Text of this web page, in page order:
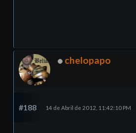
chelopapo
#188 14 de Abril de 2012, 11:42:10 PM